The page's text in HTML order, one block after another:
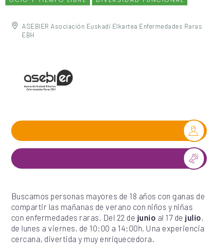
ASEBIER Asociación Euskadi Elkartea Enfermedades Raras
EBH
Buscamos personas mayores de 18 años con ganas de
compartir las mañanas de verano con niños y niñas
con enfermedades raras. Del 22 de junio al 17 de julio,
de lunes a viernes, de 10:00 a 14:00h. Una experiencia
cercana, divertida y muy enriquecedora.